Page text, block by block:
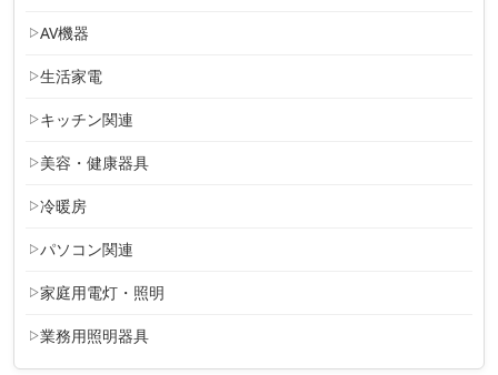
AV機器
生活家電
キッチン関連
美容・健康器具
冷暖房
パソコン関連
家庭用電灯・照明
業務用照明器具